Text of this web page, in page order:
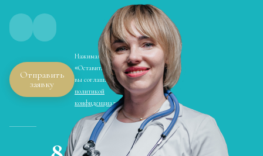
от 4 500 ₽
от 6 000 ₽
Кодирование тройной блок
Записаться
Химический блок от алкоголизма
Отправить
заявку
Нажимая кнопку
«Оставить заявку»,
вы соглашаетесь с
политикой
конфиденциальности